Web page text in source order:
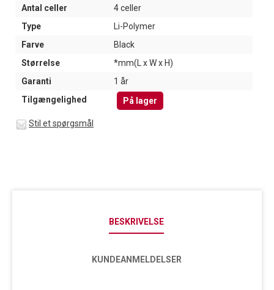
Antal celler
4 celler
Type
Li-Polymer
Farve
Black
Størrelse
*mm(L x W x H)
Garanti
1 år
Tilgængelighed
På lager
Stil et spørgsmål
BESKRIVELSE
KUNDEANMELDELSER